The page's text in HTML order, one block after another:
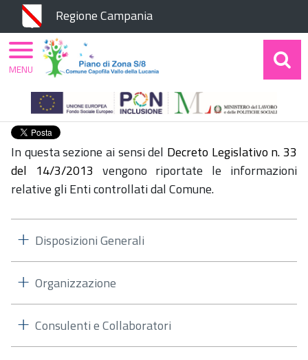
Regione Campania
MENUHome Amministrazione Trasparente
Controllati
In questa sezione ai sensi del Decreto Legislativo n. 33
del 14/3/2013 vengono riportate le informazioni
relative gli Enti controllati dal Comune.
Disposizioni Generali
Organizzazione
Consulenti e Collaboratori